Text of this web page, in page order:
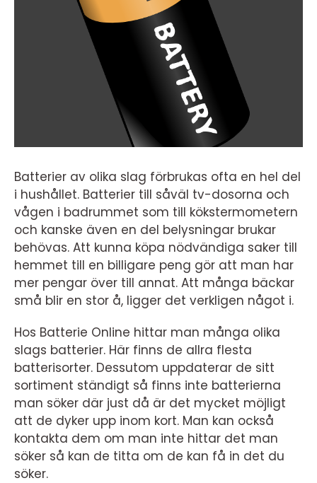
Batterier av olika slag förbrukas ofta en hel del
i hushållet. Batterier till såväl tv-dosorna och
vågen i badrummet som till kökstermometern
och kanske även en del belysningar brukar
behövas. Att kunna köpa nödvändiga saker till
hemmet till en billigare peng gör att man har
mer pengar över till annat. Att många bäckar
små blir en stor å, ligger det verkligen något i.
Hos Batterie Online hittar man många olika
slags batterier. Här finns de allra flesta
batterisorter. Dessutom uppdaterar de sitt
sortiment ständigt så finns inte batterierna
man söker där just då är det mycket möjligt
att de dyker upp inom kort. Man kan också
kontakta dem om man inte hittar det man
söker så kan de titta om de kan få in det du
söker.